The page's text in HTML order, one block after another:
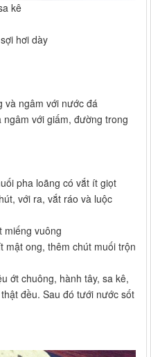
kê​
hơi dày
và ngâm với nước đá
với giấm, đường trong
pha loãng có vắt ít giọt
với ra, vắt ráo và luộc
miếng vuông
mật ong, thêm chút muối trộn
ớt chuông, hành tây, sa kê,
đều. Sau đó tưới nước sốt